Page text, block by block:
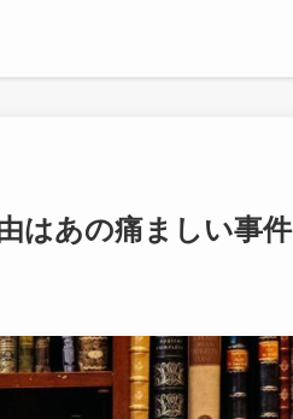
はあの痛ましい事件